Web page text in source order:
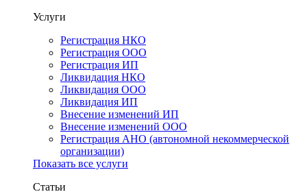
Услуги
Регистрация НКО
Регистрация ООО
Регистрация ИП
Ликвидация НКО
Ликвидация ООО
Ликвидация ИП
Внесение изменений ИП
Внесение изменений ООО
Регистрация АНО (автономной некоммерческой
организации)
Показать все услуги
Статьи